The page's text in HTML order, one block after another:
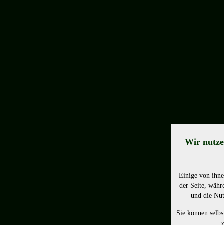
Wir
Einige von
der Seite,
und die
Sie können